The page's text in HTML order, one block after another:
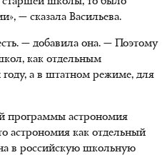
— сказала Васильева.
— добавила она. — Поэтому
как отдельным
а в штатном режиме, для
программы астрономия
астрономия как отдельный
в российскую школьную